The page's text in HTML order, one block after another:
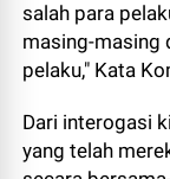
salah para
masing-masing
pelaku," Kata
Dari interogasi
yang telah